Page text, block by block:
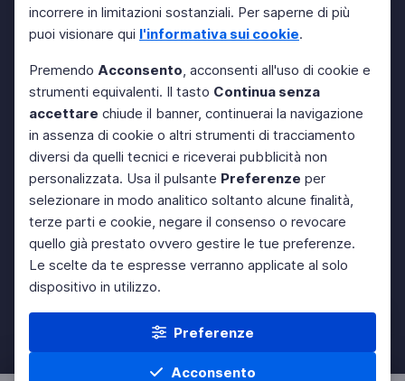
incorrere in limitazioni sostanziali. Per saperne di più
puoi visionare qui l'informativa sui cookie.
Premendo Acconsento, acconsenti all'uso di cookie e
strumenti equivalenti. Il tasto Continua senza
accettare chiude il banner, continuerai la navigazione
in assenza di cookie o altri strumenti di tracciamento
diversi da quelli tecnici e riceverai pubblicità non
personalizzata. Usa il pulsante Preferenze per
selezionare in modo analitico soltanto alcune finalità,
terze parti e cookie, negare il consenso o revocare
quello già prestato ovvero gestire le tue preferenze.
Le scelte da te espresse verranno applicate al solo
dispositivo in utilizzo.
Preferenze
Acconsento